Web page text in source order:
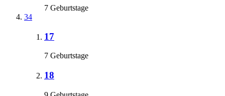
7 Geburtstage
34
17
7 Geburtstage
18